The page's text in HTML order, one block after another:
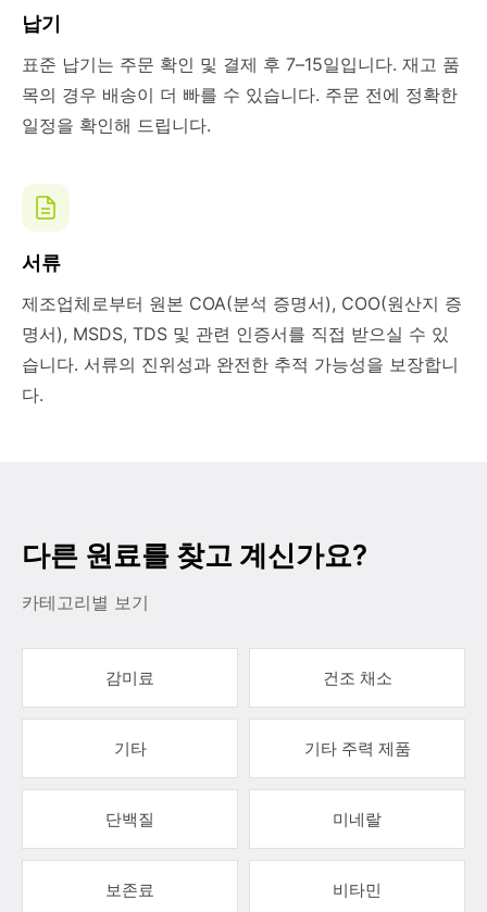
납기
표준 납기는 주문 확인 및 결제 후 7–15일입니다. 재고 품
목의 경우 배송이 더 빠를 수 있습니다. 주문 전에 정확한
일정을 확인해 드립니다.
서류
제조업체로부터 원본 COA(분석 증명서), COO(원산지 증
명서), MSDS, TDS 및 관련 인증서를 직접 받으실 수 있
습니다. 서류의 진위성과 완전한 추적 가능성을 보장합니
다.
다른 원료를 찾고 계신가요?
카테고리별 보기
감미료 건조 채소
기타 기타 주력 제품
단백질 미네랄
보존료 비타민